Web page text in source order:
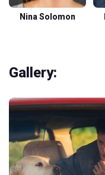
Nina Solomon
Gallery: